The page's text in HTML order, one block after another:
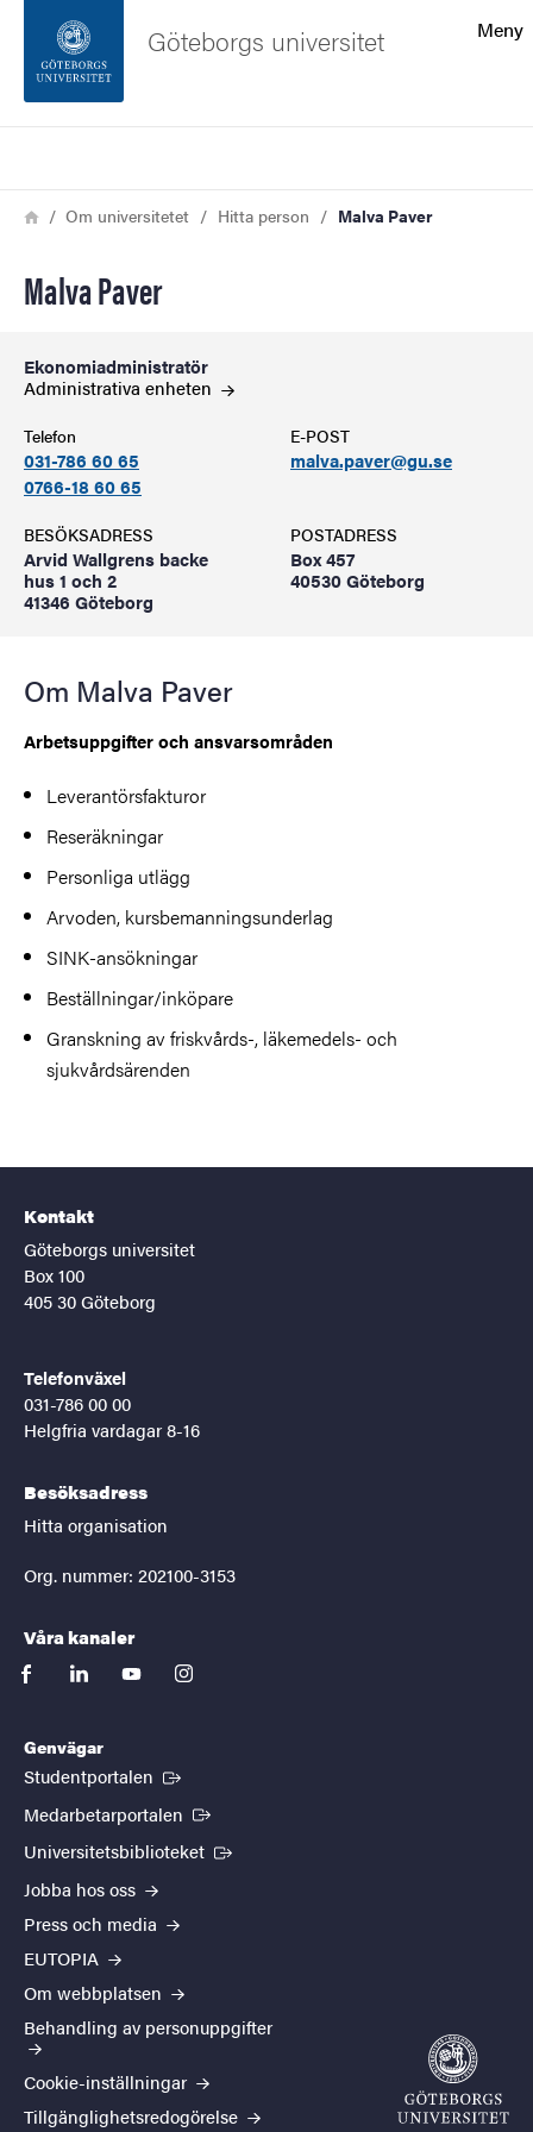
Sidfoten
Meny
Göteborgs universitet
Länkstig
HemOm universitetet Hitta person Malva Paver
Malva Paver
Ekonomiadministratör
Administrativa enheten
Telefon
031-786 60 65
0766-18 60 65
E-POST
malva.paver@gu.se
BESÖKSADRESS
Arvid Wallgrens backe
hus 1 och 2
41346 Göteborg
POSTADRESS
Box 457
40530 Göteborg
Om Malva Paver
Arbetsuppgifter och ansvarsområden
Leverantörsfakturor
Reseräkningar
Personliga utlägg
Arvoden, kursbemanningsunderlag
SINK-ansökningar
Beställningar/inköpare
Granskning av friskvårds-, läkemedels- och
sjukvårdsärenden
Kontakt
Göteborgs universitet
Box 100
405 30 Göteborg
Telefonväxel
031-786 00 00
Helgfria vardagar 8-16
Besöksadress
Hitta organisation
Org. nummer: 202100-3153
Våra kanaler
facebooklinkedinyoutubeinstagram
Genvägar
Studentportalen (Extern länk)
Medarbetarportalen (Extern länk)
Universitetsbiblioteket (Extern länk)
Jobba hos oss
Press och media
EUTOPIA
Om webbplatsen
Behandling av personuppgifter
Cookie-inställningar
Tillgänglighetsredogörelse